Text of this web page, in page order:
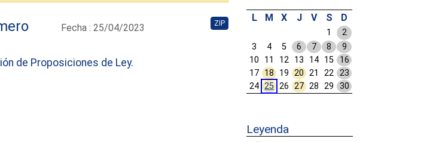
Fecha : 25/04/2023 ZIP
de Proposiciones de Ley.
L M X J V S D
1
2
3
4 5 6 7 8
9
10
11 12 13 14 15
16
17 18 19 20 21 22 23
24 25 26 27 28 29 30
Leyenda